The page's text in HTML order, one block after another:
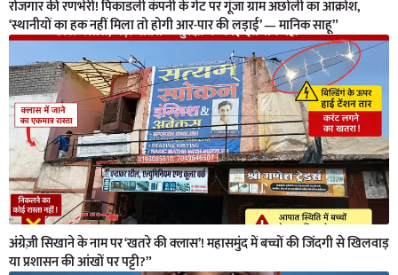
रोजगार की रणभेरी! पिकाडली कंपनी के गेट पर गूंजा ग्राम अछोली का आक्रोश,
‘स्थानीयों का हक नहीं मिला तो होगी आर-पार की लड़ाई’ — मानिक साहू”
अंग्रेज़ी सिखाने के नाम पर ‘खतरे की क्लास’! महासमुंद में बच्चों की जिंदगी से खिलवाड़
या प्रशासन की आंखों पर पट्टी?”